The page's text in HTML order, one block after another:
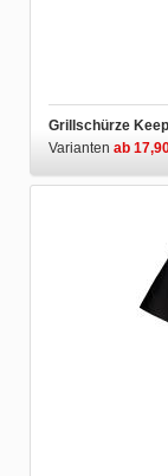
Grillschürze
Varianten ab